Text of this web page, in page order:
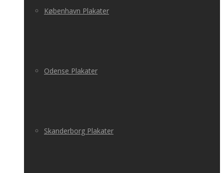
København Plakater
Odense Plakater
Skanderborg Plakater